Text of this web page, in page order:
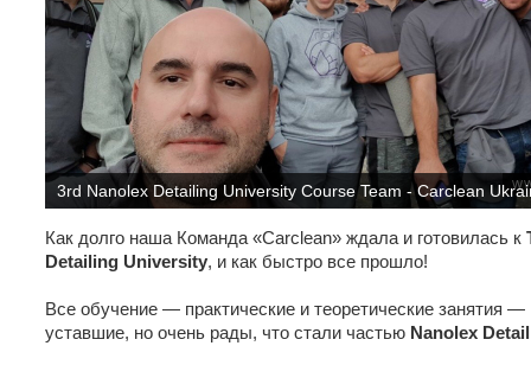
3rd Nanolex Detailing University Course Team - Carclean
Как долго наша Команда «Carclean» ждала и готовилась к
Detailing University, и как быстро все прошло!
Все обучение — практические и теоретические
уставшие, но очень рады, что стали частью Nanolex